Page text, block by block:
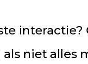
interactie?
niet alles